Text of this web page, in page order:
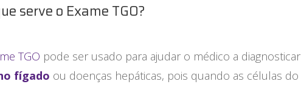
serve o Exame TGO?
TGO pode ser usado para ajudar o médico a diagnosticar
fígado ou doenças hepáticas, pois quando as células do